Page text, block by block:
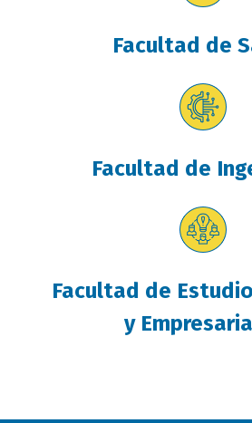
Facultad de
Facultad de
Facultad de
y